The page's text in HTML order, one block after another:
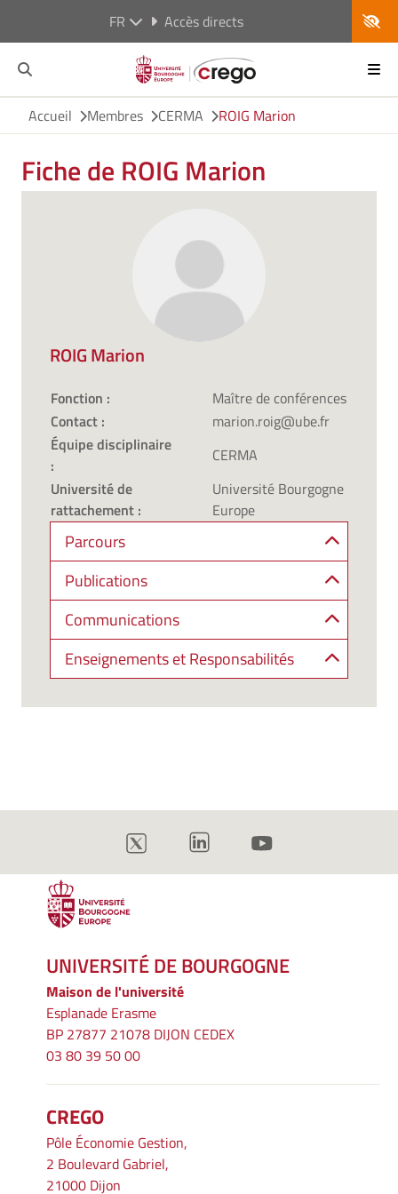
FR Accès directs
Accueil Membres CERMA ROIG Marion
Fiche de ROIG Marion
ROIG Marion
Fonction :
Maître de conférences
Contact :
marion.roig@ube.fr
Équipe disciplinaire
:
CERMA
Université de
rattachement :
Université Bourgogne
Europe
Parcours
Publications
Communications
Enseignements et Responsabilités
UNIVERSITÉ DE BOURGOGNE
Maison de l'université
Esplanade Erasme
BP 27877 21078 DIJON CEDEX
03 80 39 50 00
CREGO
Pôle Économie Gestion,
2 Boulevard Gabriel,
21000 Dijon